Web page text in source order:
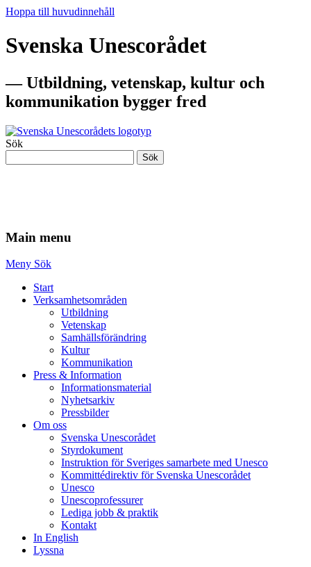
Hoppa till huvudinnehåll
Svenska Unescorådet
— Utbildning, vetenskap, kultur och
kommunikation bygger fred
Sök
Sök
Main menu
Meny Sök
Start
Verksamhetsområden
Utbildning
Vetenskap
Samhällsförändring
Kultur
Kommunikation
Press & Information
Informationsmaterial
Nyhetsarkiv
Pressbilder
Om oss
Svenska Unescorådet
Styrdokument
Instruktion för Sveriges samarbete med Unesco
Kommittédirektiv för Svenska Unescorådet
Unesco
Unescoprofessurer
Lediga jobb & praktik
Kontakt
In English
Lyssna